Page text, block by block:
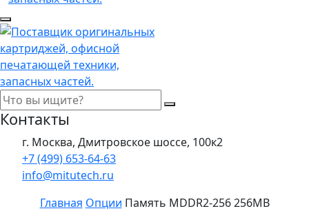
Контакты
г. Москва, Дмитровское шоссе, 100к2
+7 (499) 653-64-63
info@mitutech.ru
Главная Опции Память MDDR2-256 256MB